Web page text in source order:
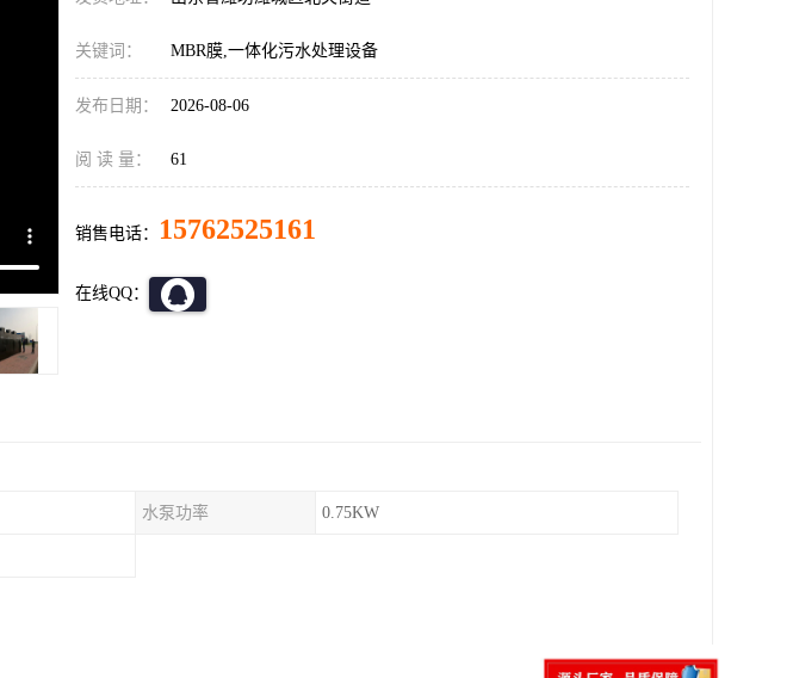
关键词： MBR膜,一体化污水处理设备
发布日期： 2026-08-06
阅 读 量： 61
销售电话： 15762525161
在线QQ：
水泵功率 0.75KW